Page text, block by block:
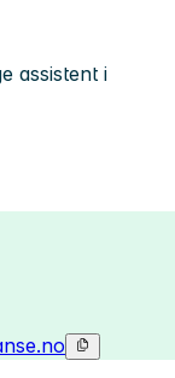
assistent i